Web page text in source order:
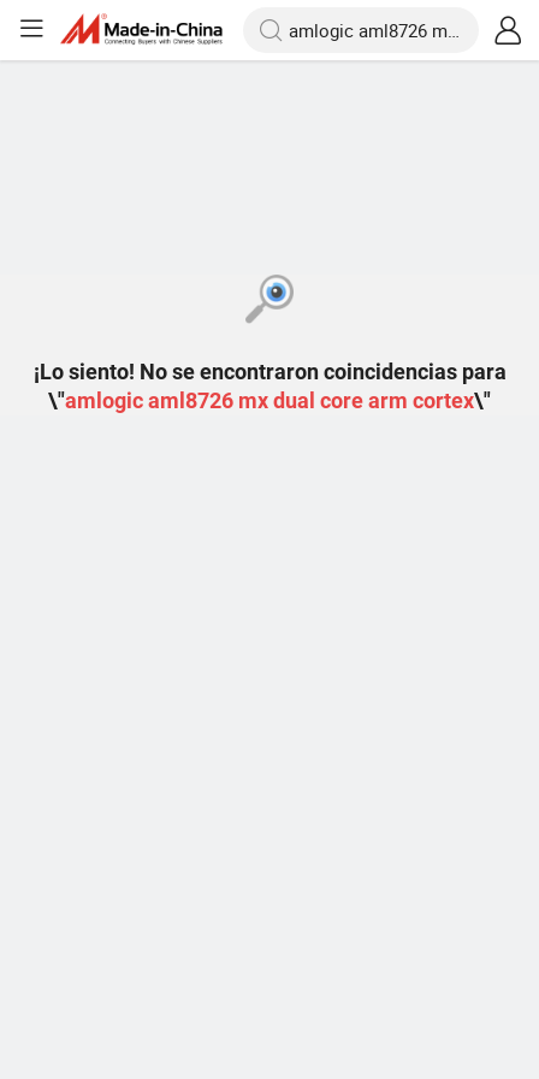
¡Lo siento! No se encontraron coincidencias para
\"amlogic aml8726 mx dual core arm cortex\"